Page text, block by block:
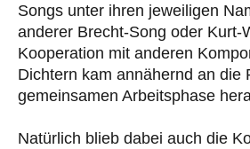
Songs unter ihren jeweiligen
anderer Brecht-Song oder Kurt-
Kooperation mit anderen
Dichtern kam annähernd an die
gemeinsamen Arbeitsphase
Natürlich blieb dabei auch die